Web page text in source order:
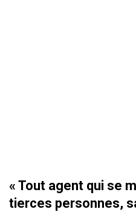
« Tout agent qui se
tierces personnes,